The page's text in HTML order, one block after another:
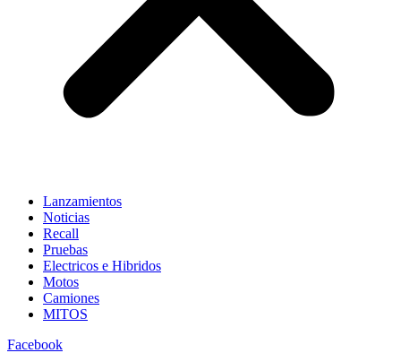
Lanzamientos
Noticias
Recall
Pruebas
Electricos e Hibridos
Motos
Camiones
MITOS
Facebook